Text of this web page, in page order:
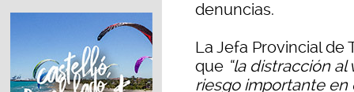
denuncias.
La Jefa Provincial de
que “la distracción
riesgo importante en